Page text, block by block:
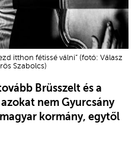
itthon fétissé válni” (fotó: Válasz
Szabolcs)
Brüsszelt és a
nem Gyurcsány
kormány, egytől